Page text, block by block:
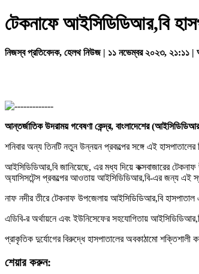
টেকনাফে আইসিডিডিআর,বি
নিজস্ব প্রতিবেদক, হেলথ নিউজ | ১১ নভেম্বর ২০২৩, ২১:১১
আন্তর্জাতিকউদরাময়গবেষণাকেন্দ্র, বাংলাদেশের (
শনিবার অন্য তিনটি নতুন উন্নয়ন প্রকল্পের সঙ্গে এই
আইসিডিডিআর,বি জানিয়েছে, এর মধ্য দিয়ে কক্সবাজারের
অ্যাসিসটেন্স প্রকল্পের আওতায় আইসিডিডিআর,বি-এর জন্য এই
নাফ নদীর তীরে টেকনাফ উপজেলায় আইসিডিডিআর,বি হাসপাতাল
এডিবি-র অর্থায়নে এবং ইউনিসেফের সহযোগিতায়
প্রাকৃতিক দুর্যোগের বিরুদ্ধে হাসপাতালের অবকাঠামো শক্তিশালী
শেয়ার করুন: